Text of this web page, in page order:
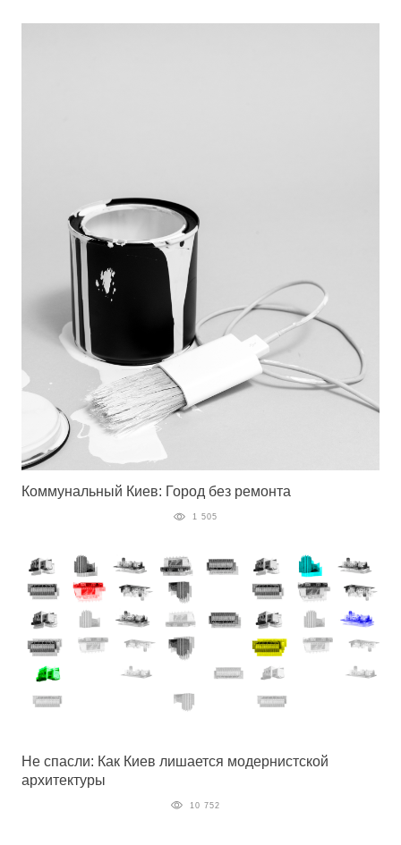
Коммунальный Киев: Город без ремонта
1 505
Не спасли: Как Киев лишается модернистской
архитектуры
10 752